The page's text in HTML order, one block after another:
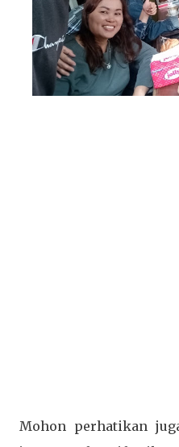
Mohon perhatikan